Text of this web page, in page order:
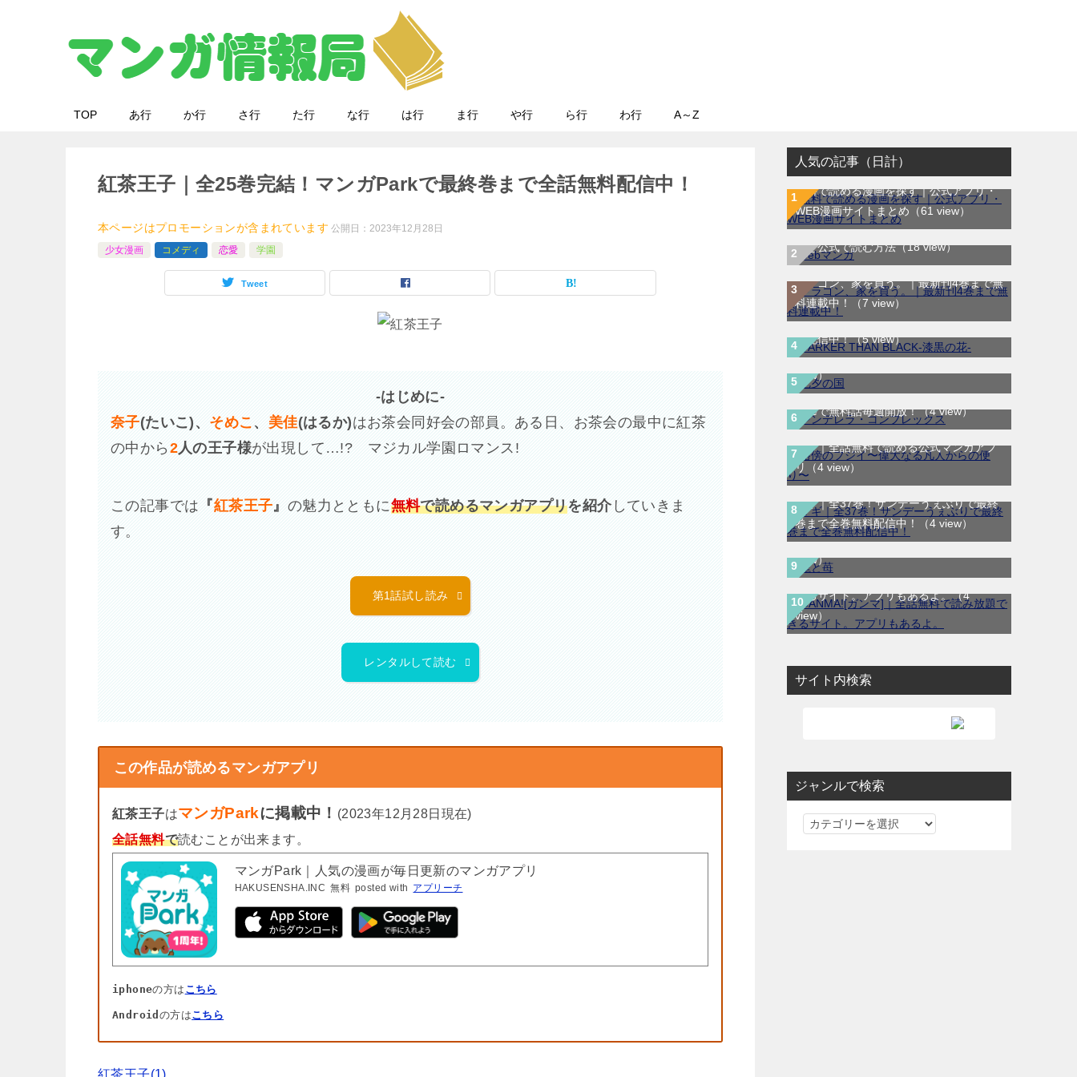
TOP あ行 か行 さ行 た行 な行 は行 ま行 や行 ら行 わ行 A～Z
紅茶王子｜全25巻完結！マンガParkで最終巻まで全話無料配信中！
本ページはプロモーションが含まれています 公開日：2023年12月28日
少女漫画
コメディ 恋愛 学園
Tweet
-はじめに-
奈子(たいこ)、 そめこ 、 美佳(はるか)はお茶会同好会の部員。ある日、お茶会の最中に紅茶
の中から2人の王子様が出現して…!? マジカル学園ロマンス!
この記事では 『紅茶王子』 の魅力とともに無料で読めるマンガアプリを紹介していきま
す。
第1話試し読み
レンタルして読む
この作品が読めるマンガアプリ
紅茶王子はマンガParkに掲載中！ (2023年12月28日現在)
全話無料で読むことが出来ます。
マンガPark｜人気の漫画が毎日更新のマンガアプリ
HAKUSENSHA.INC 無料 posted with アプリーチ
iphoneの方は こちら
Android の方はこちら
紅茶王子(1)
人気の記事（日計）
無料で読める漫画を探す｜公式アプリ・
WEB漫画サイトまとめ （61 view）
WEB漫画サイト一覧｜ブラウザで無料漫
画を公式で読む方法（18 view）
ドラゴン、家を買う。｜最新刊4巻まで無
料連載中！
（7 view）
DARKER THAN BLACK-漆黒の花-｜全4
巻完結！マンガUP!で最終巻まで全巻無
料配信中！（5 view）
七夕の国｜全4巻完結！サンデーうぇぶり
で最終話まで全話無料配信中！（4
view）
シンデレラ・コンプレックス｜マンガ
Meeで無料話毎週開放！（4 view）
路傍のフジイ〜偉大なる凡人からの便
り〜｜全話無料で読める公式マンガアプ
リ
（4 view）
マギ｜全37巻！サンデーうぇぶりで最終
巻まで全巻無料配信中！
（4 view）
龍と苺｜最新刊第4巻！全巻無料で読める
公式マンガアプリ＿サンデーうぇぶり（4
view）
GANMA![ガンマ]｜全話無料で読み放題で
きるサイト。アプリもあるよ。（4
view）
サイト内検索
ジャンルで検索
ジ